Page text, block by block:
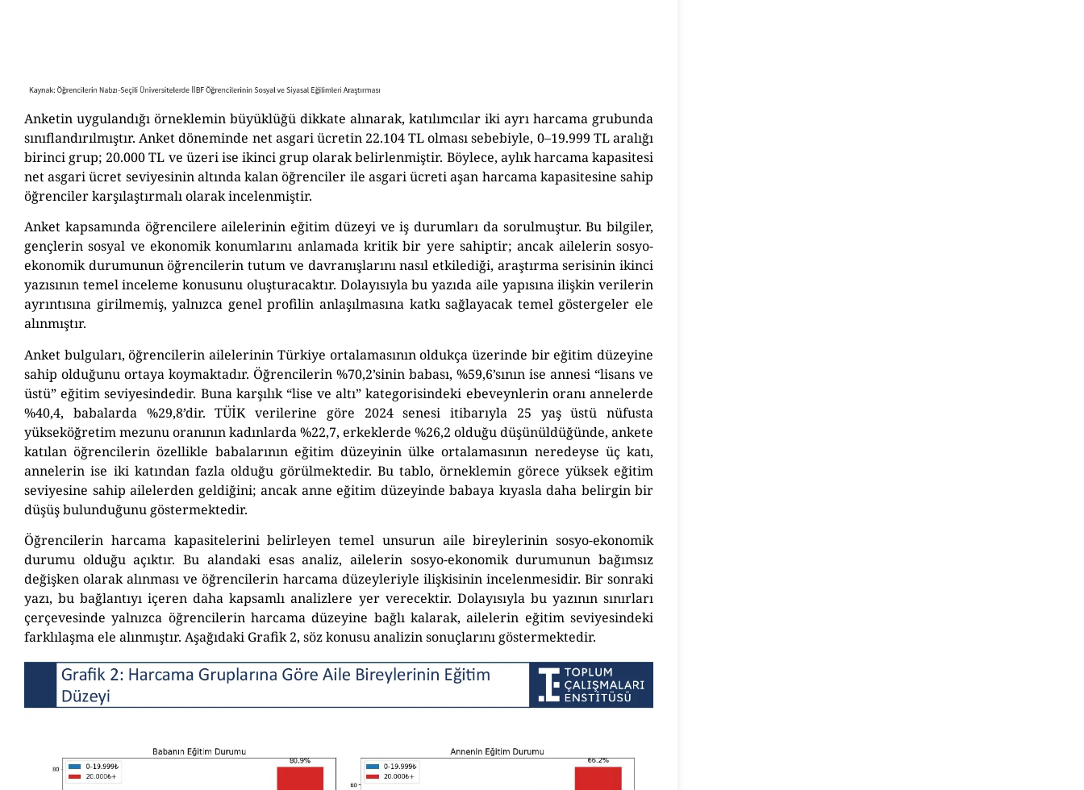
Anketin uygulandığı örneklemin büyüklüğü dikkate alınarak, katılımcılar iki ayrı harcama grubunda
sınıflandırılmıştır. Anket döneminde net asgari ücretin 22.104 TL olması sebebiyle, 0–19.999 TL aralığı
birinci grup; 20.000 TL ve üzeri ise ikinci grup olarak belirlenmiştir. Böylece, aylık harcama kapasitesi
net asgari ücret seviyesinin altında kalan öğrenciler ile asgari ücreti aşan harcama kapasitesine sahip
öğrenciler karşılaştırmalı olarak incelenmiştir.
Anket kapsamında öğrencilere ailelerinin eğitim düzeyi ve iş durumları da sorulmuştur. Bu bilgiler,
gençlerin sosyal ve ekonomik konumlarını anlamada kritik bir yere sahiptir; ancak ailelerin sosyo-
ekonomik durumunun öğrencilerin tutum ve davranışlarını nasıl etkilediği, araştırma serisinin ikinci
yazısının temel inceleme konusunu oluşturacaktır. Dolayısıyla bu yazıda aile yapısına ilişkin verilerin
ayrıntısına girilmemiş, yalnızca genel profilin anlaşılmasına katkı sağlayacak temel göstergeler ele
alınmıştır.
Anket bulguları, öğrencilerin ailelerinin Türkiye ortalamasının oldukça üzerinde bir eğitim düzeyine
sahip olduğunu ortaya koymaktadır. Öğrencilerin %70,2’sinin babası, %59,6’sının ise annesi “lisans ve
üstü” eğitim seviyesindedir. Buna karşılık “lise ve altı” kategorisindeki ebeveynlerin oranı annelerde
%40,4, babalarda %29,8’dir. TÜİK verilerine göre 2024 senesi itibarıyla 25 yaş üstü nüfusta
yükseköğretim mezunu oranının kadınlarda %22,7, erkeklerde %26,2 olduğu düşünüldüğünde, ankete
katılan öğrencilerin özellikle babalarının eğitim düzeyinin ülke ortalamasının neredeyse üç katı,
annelerin ise iki katından fazla olduğu görülmektedir. Bu tablo, örneklemin görece yüksek eğitim
seviyesine sahip ailelerden geldiğini; ancak anne eğitim düzeyinde babaya kıyasla daha belirgin bir
düşüş bulunduğunu göstermektedir.
Öğrencilerin harcama kapasitelerini belirleyen temel unsurun aile bireylerinin sosyo-ekonomik
durumu olduğu açıktır. Bu alandaki esas analiz, ailelerin sosyo-ekonomik durumunun bağımsız
değişken olarak alınması ve öğrencilerin harcama düzeyleriyle ilişkisinin incelenmesidir. Bir sonraki
yazı, bu bağlantıyı içeren daha kapsamlı analizlere yer verecektir. Dolayısıyla bu yazının sınırları
çerçevesinde yalnızca öğrencilerin harcama düzeyine bağlı kalarak, ailelerin eğitim seviyesindeki
farklılaşma ele alınmıştır. Aşağıdaki Grafik 2, söz konusu analizin sonuçlarını göstermektedir.